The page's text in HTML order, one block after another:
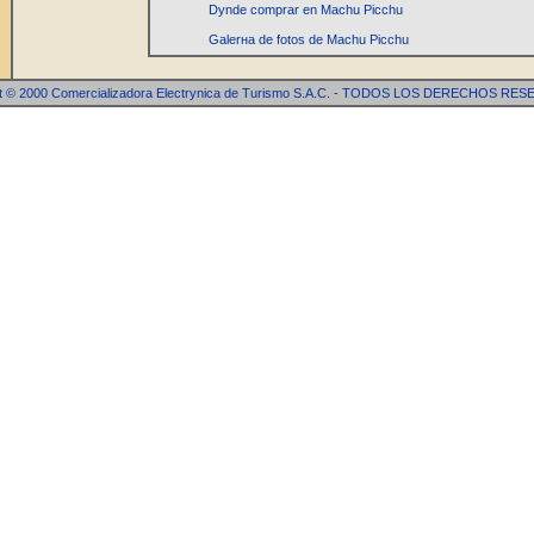
Dуnde comprar en Machu Picchu
Galerнa de fotos de Machu Picchu
© 2000 Comercializadora Electrуnica de Turismo S.A.C. - TODOS LOS DERECHOS